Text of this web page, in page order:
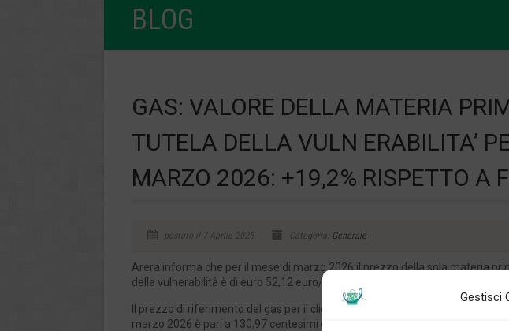
Gestisci
BLOG
GAS: VALORE DELLA MATERIA
TUTELA DELLA VULN ERABILITA’
MARZO 2026: +19,2% RISPETTO A
postato il 7 Aprile 2026 Categoria: Generale
Arera informa che per il mese di marzo 2026 il prezzo della sola materia
della vulnerabilità è di euro 52,12 euro/MWh con un aumento del 19,2 %
Il prezzo di riferimento del gas per il cliente tipo (famiglia con consumi medi
marzo 2026 è pari a 130,97 centesimi di euro per metro cubo di cui: